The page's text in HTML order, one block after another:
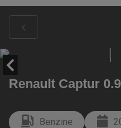
Renault Captur
Benzine